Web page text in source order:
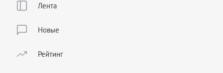
Лента
Новые
Рейтинг